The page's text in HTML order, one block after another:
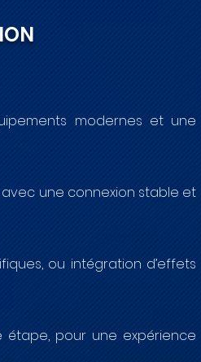
modernes et une
une connexion stable et
ou intégration d’effets
pour une expérience